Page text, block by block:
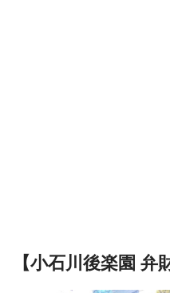
【小石川後楽園 弁